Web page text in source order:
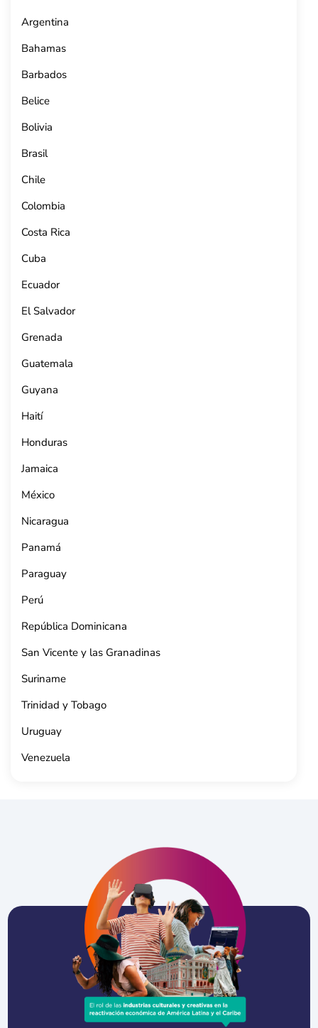
Argentina
Bahamas
Barbados
Belice
Bolivia
Brasil
Chile
Colombia
Costa Rica
Cuba
Ecuador
El Salvador
Grenada
Guatemala
Guyana
Haití
Honduras
Jamaica
México
Nicaragua
Panamá
Paraguay
Perú
República Dominicana
San Vicente y las Granadinas
Suriname
Trinidad y Tobago
Uruguay
Venezuela